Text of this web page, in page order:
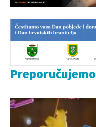
Preporučujemo